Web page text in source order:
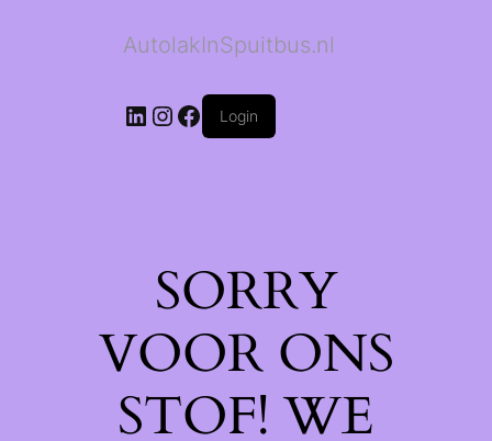
AutolakInSpuitbus.nl
LinkedIn
Instagram
Facebook
Login
SORRY
VOOR ONS
STOF! WE